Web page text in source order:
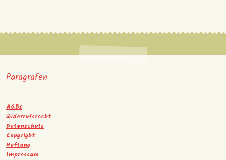
Paragrafen
AGBs
Widerrufsrecht
Datenschutz
Copyright
Haftung
Impressum